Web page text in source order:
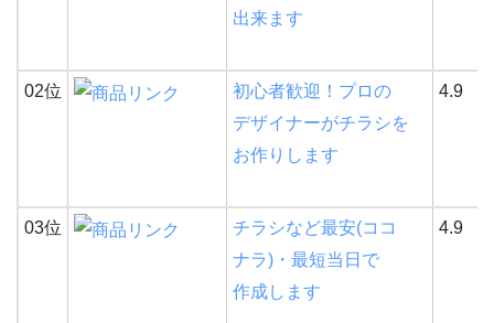
出来ます
02位
初心者歓迎！プロの
デザイナーがチラシを
お作りします
4.9
03位
チラシなど最安(ココ
ナラ)・最短当日で
作成します
4.9